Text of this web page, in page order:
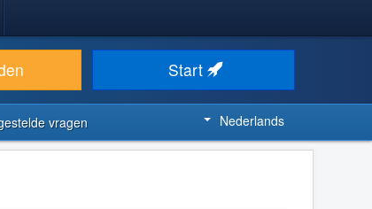
Start
vragen Nederlands